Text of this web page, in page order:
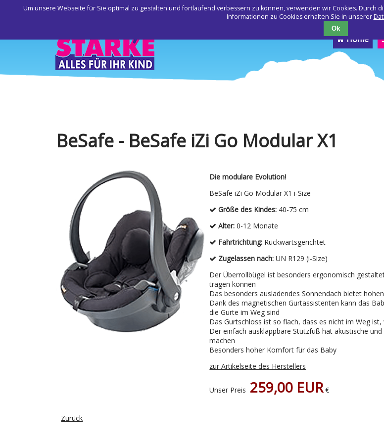
Um unsere Webseite für Sie optimal zu gestalten und fortlaufend verbessern zu können, verwenden wir Cookies. Durch
Informationen zu Cookies erhalten Sie in unserer
Ok
Navigation
überspringen
Home
BeSafe - BeSafe iZi Go Modular X1
Die modulare Evolution!
BeSafe iZi Go Modular X1 i-Size
Größe des Kindes: 40-75 cm
Alter: 0-12 Monate
Fahrtrichtung: Rückwärtsgerichtet
Zugelassen nach:UN R129 (i-Size)
Der Überrollbügel ist besonders ergonomisch
tragen können
Das besonders ausladendes Sonnendach bietet
Dank des magnetischen Gurtassistenten kann das
die Gurte im Weg sind
Das Gurtschloss ist so flach, dass es nicht im Weg
Der einfach ausklappbare Stützfuß hat akustische
machen
Besonders hoher Komfort für das Baby
zur Artikelseite des Herstellers
Unser Preis 259,00 EUR€
Zurück